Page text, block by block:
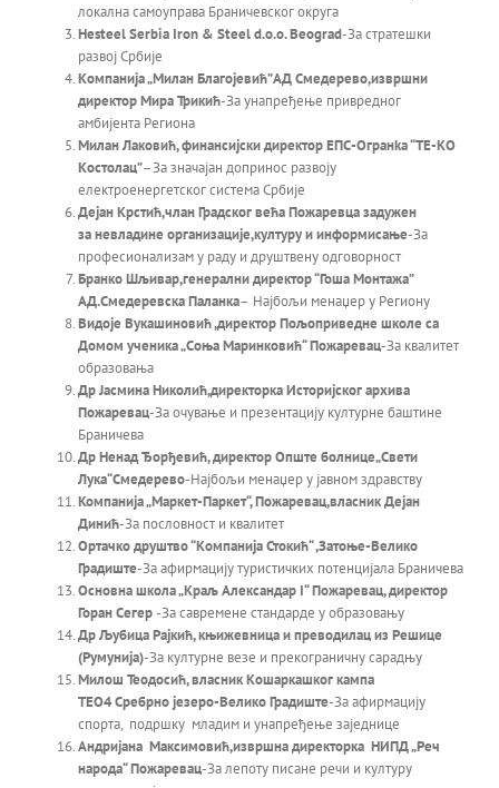
локална самоуправа Браничевског округа
Hesteel Serbia Iron & Steel d.o.o. Beograd-За стратешки
развој Србије
Компанија „Милан Благојевић”АД Смедерево,извршни
директор Мира Трикић-За унапређење привредног
амбијента Региона
Милан Лаковић, финансијски директор ЕПС-Огранka “ТЕ-КО
Костолац”–За значајан допринос развоју
електроенергетског система Србије
Дејан Крстић,члан Градског већа Пожаревца задужен
заневладине организације,културу и информисање-За
професионализам у раду и друштвену одговорност
Бранко Шљивар,генерални директор“Гоша Монтажа”
АД.Смедеревска Паланка– Најбољи менаџер у Региону
Видоје Вукашиновић ,директор Пољоприведне школе са
Домом ученика „Соња Маринковић“ Пожаревац-За квалитет
образовања
Др Јасмина Николић,директорка Историјског архива
Пожаревац-За очување и презентацију културне баштине
Браничева
Др Ненад Ђорђевић, директор Опште болнице„Свети
Лука“Смедерево-Најбољи менаџер у јавном здравству
Koмпанија „Маркет-Паркет“, Пожаревац,власник Дејан
Динић-За пословност и квалитет
Ортачко друштво “Компанија Стокић“ ,Затоње-Велико
Градиште-За афирмацију туристичких потенцијала Браничева
Основна школа „Краљ Александар I“ Пожаревац,директор
Горан Сегер-За савремене стандарде у образовању
Др Љубица Рајкић, књижевница и преводилац из Решице
(Румунија)-За културне везе и прекограничну сарадњу
Mилош Теодосић, власник Кошаркашког кампа
ТЕО4Сребрно језеро-Велико Градиште-За афирмацију
спорта, подршку младим и унапређење заједнице
Андријана Максимовић,извршна директорка НИПД „Реч
народа“ Пожаревац-За лепоту писане речи и културу